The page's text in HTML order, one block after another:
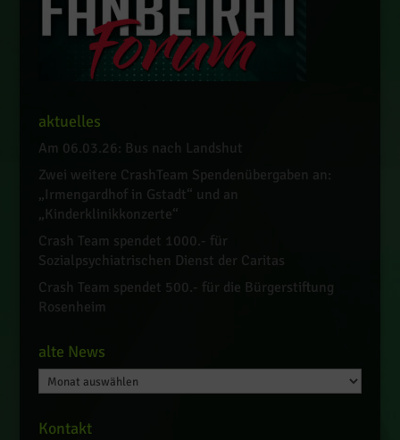
aktuelles
Am 06.03.26: Bus nach Landshut
Zwei weitere CrashTeam Spendenübergaben an:
„Irmengardhof in Gstadt“ und an
„Kinderklinikkonzerte“
Crash Team spendet 1000.- für
Sozialpsychiatrischen Dienst der Caritas
Crash Team spendet 500.- für die Bürgerstiftung
Rosenheim
alte News
alte
News
Kontakt